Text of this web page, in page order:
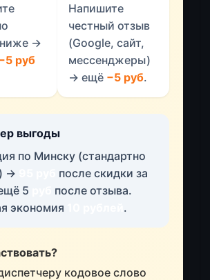
→
руб
Напишите
честный отзыв
(Google, сайт,
мессенджеры)
→ ещё −5 руб.
выгоды
по Минску (стандартно
→
после скидки за
5
после отзыва.
экономия
.
кодовое слово